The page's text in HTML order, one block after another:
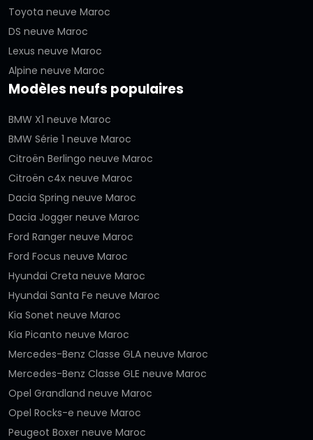
Toyota neuve Maroc
DS neuve Maroc
Lexus neuve Maroc
Alpine neuve Maroc
Modèles neufs populaires
BMW X1 neuve Maroc
BMW Série 1 neuve Maroc
Citroën Berlingo neuve Maroc
Citroën c4x neuve Maroc
Dacia Spring neuve Maroc
Dacia Jogger neuve Maroc
Ford Ranger neuve Maroc
Ford Focus neuve Maroc
Hyundai Creta neuve Maroc
Hyundai Santa Fe neuve Maroc
Kia Sonet neuve Maroc
Kia Picanto neuve Maroc
Mercedes-Benz Classe GLA neuve Maroc
Mercedes-Benz Classe GLE neuve Maroc
Opel Grandland neuve Maroc
Opel Rocks-e neuve Maroc
Peugeot Boxer neuve Maroc